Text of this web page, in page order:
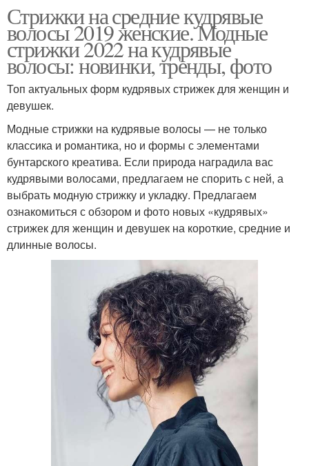
Стрижки на средние кудрявые
волосы 2019 женские. Модные
стрижки 2022 на кудрявые
волосы: новинки, тренды, фото
Топ актуальных форм кудрявых стрижек для женщин и
девушек.
Модные стрижки на кудрявые волосы — не только
классика и романтика, но и формы с элементами
бунтарского креатива. Если природа наградила вас
кудрявыми волосами, предлагаем не спорить с ней, а
выбрать модную стрижку и укладку.⁣⁣ Предлагаем
ознакомиться с обзором и фото новых «кудрявых»
стрижек для женщин и девушек на короткие, средние и
длинные волосы.